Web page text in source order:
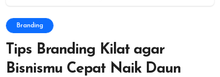
Branding
Tips Branding Kilat agar
Bisnismu Cepat Naik Daun